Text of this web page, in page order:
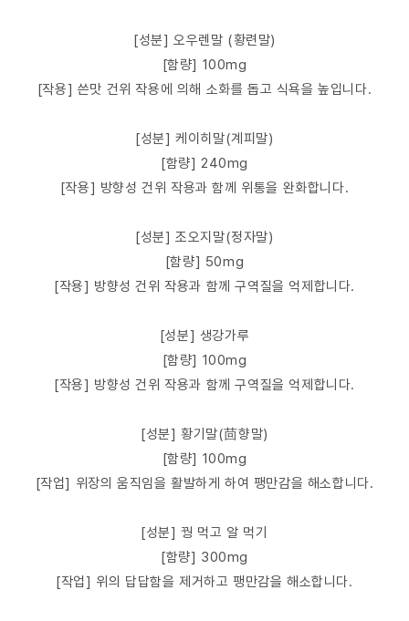
[성분] 오우렌말 (황련말)
[함량] 100mg
[작용] 쓴맛 건위 작용에 의해 소화를 돕고 식욕을 높입니다.
[성분] 케이히말(계피말)
[함량] 240mg
[작용] 방향성 건위 작용과 함께 위통을 완화합니다.
[성분] 조오지말(정자말)
[함량] 50mg
[작용] 방향성 건위 작용과 함께 구역질을 억제합니다.
[성분] 생강가루
[함량] 100mg
[작용] 방향성 건위 작용과 함께 구역질을 억제합니다.
[성분] 황기말(茴향말)
[함량] 100mg
[작업] 위장의 움직임을 활발하게 하여 팽만감을 해소합니다.
[성분] 꿩 먹고 알 먹기
[함량] 300mg
[작업] 위의 답답함을 제거하고 팽만감을 해소합니다.